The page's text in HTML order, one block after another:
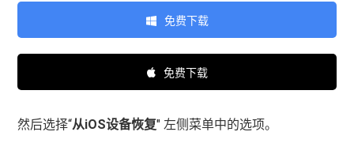
免费下载
免费下载
然后选择“从iOS设备恢复" 左侧菜单中的选项。